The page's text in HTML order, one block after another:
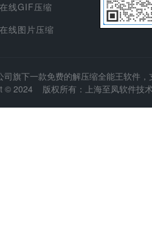
在线GIF压缩
在线图片压缩
司旗下一款免费的解压缩全能王软件
© 2024 版权所有：上海至凤软件技